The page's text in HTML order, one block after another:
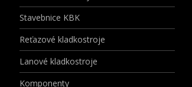
Stavebnice KBK
Reťazové kladkostroje
Lanové kladkostroje
Komponenty